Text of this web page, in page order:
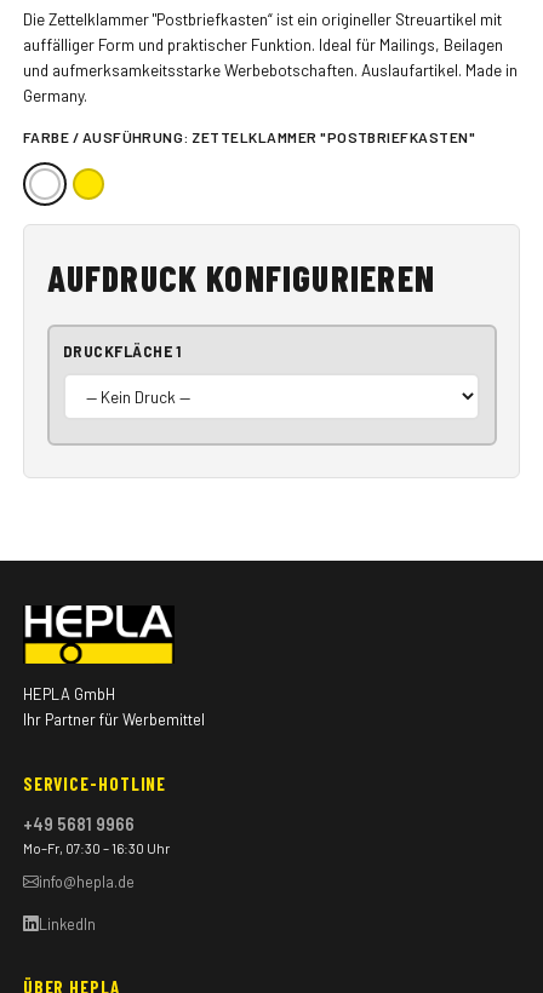
Die Zettelklammer "Postbriefkasten“ ist ein origineller Streuartikel mit
auffälliger Form und praktischer Funktion. Ideal für Mailings, Beilagen
und aufmerksamkeitsstarke Werbebotschaften. Auslaufartikel. Made in
Germany.
FARBE / AUSFÜHRUNG: ZETTELKLAMMER "POSTBRIEFKASTEN"
AUFDRUCK KONFIGURIEREN
DRUCKFLÄCHE 1
HEPLA GmbH
Ihr Partner für Werbemittel
SERVICE-HOTLINE
+49 5681 9966
Mo–Fr, 07:30 – 16:30 Uhr
info@hepla.de
LinkedIn
ÜBER HEPLA